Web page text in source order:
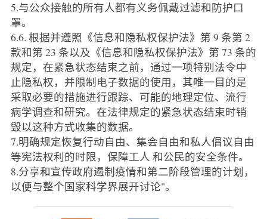
5.与公众接触的所有人都有义务佩戴过滤和防护口
罩。
6.6. 根据并遵照《信息和隐私权保护法》第 9 条第 2
款和第 23 条以及《信息和隐私权保护法》第 73 条的
规定，在紧急状态结束之前，通过一项特别法令中
止隐私权，并限制电子数据的使用，其唯一目的是
采取必要的措施进行跟踪、可能的地理定位、流行
病学调查和研究。在法律规定的紧急状态结束时销
毁以这种方式收集的数据。
7.明确规定恢复行动自由、集会自由和私人倡议自由
等宪法权利的时限，保障工人 和公民的安全条件。
8.分享和宣传政府遏制疫情和第二阶段管理的计划，
以便与整个国家科学界展开讨论"。